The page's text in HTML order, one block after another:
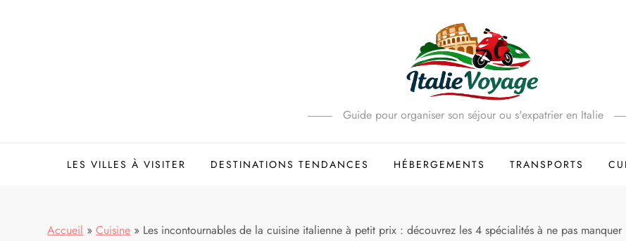
Guide pour organiser son séjour ou s'expatrier en Italie
LES VILLES À VISITER DESTINATIONS TENDANCES HÉBERGEMENTS TRANSPORTS
Accueil » Cuisine » Les incontournables de la cuisine italienne à petit prix : découvrez les 4 spécialités à ne pas manquer